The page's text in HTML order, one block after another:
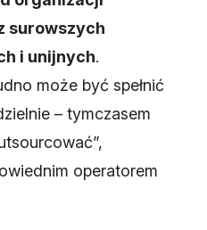
surowszych
i unijnych.
może być spełnić
– tymczasem
operatorem